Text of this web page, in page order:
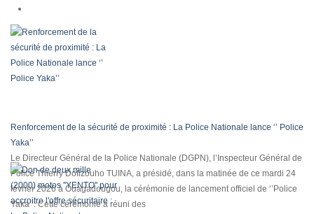
Renforcement de la sécurité de proximité : La Police Nationale lance ‘’ Police
Yaka’’
Le Directeur Général de la Police Nationale (DGPN), l’Inspecteur Général de
Police Thierry Dofizouho TUINA, a présidé, dans la matinée de ce mardi 24
février 2026 à Ouagadougou, la cérémonie de lancement officiel de ‘’Police
Yaka’’. Cette cérémonie a réuni des